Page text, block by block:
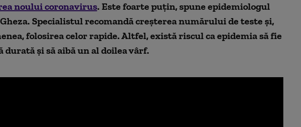
noului coronavirus. Este foarte puțin, spune epidemiologul
Specialistul recomandă creșterea numărului de teste și,
folosirea celor rapide. Altfel, există riscul ca epidemia să fie
durată și să aibă un al doilea vârf.